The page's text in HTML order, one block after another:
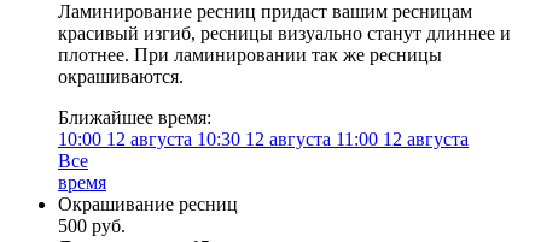
Ламинирование ресниц придаст вашим ресницам
красивый изгиб, ресницы визуально станут длиннее и
плотнее. При ламинировании так же ресницы
окрашиваются.
Ближайшее время:
10:00 12 августа 10:30 12 августа 11:00 12 августа
Все
время
Окрашивание ресниц
500 руб.